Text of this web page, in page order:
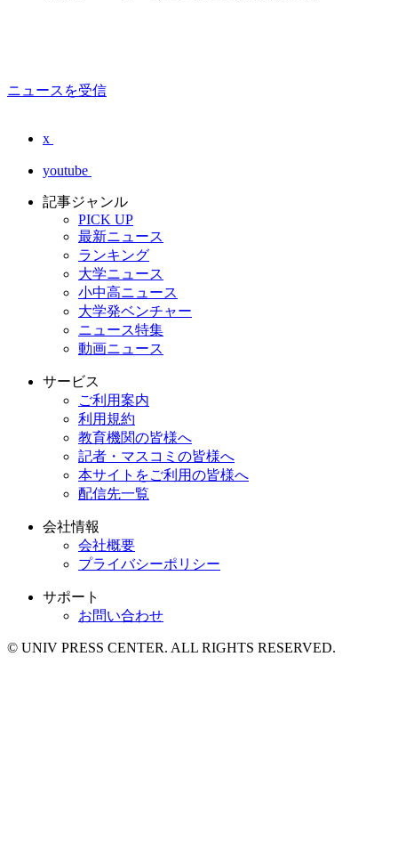
ニュースを受信
x
youtube
記事ジャンル
PICK UP
最新ニュース
ランキング
大学ニュース
小中高ニュース
大学発ベンチャー
ニュース特集
動画ニュース
サービス
ご利用案内
利用規約
教育機関の皆様へ
記者・マスコミの皆様へ
本サイトをご利用の皆様へ
配信先一覧
会社情報
会社概要
プライバシーポリシー
サポート
お問い合わせ
© UNIV PRESS CENTER. ALL RIGHTS RESERVED.